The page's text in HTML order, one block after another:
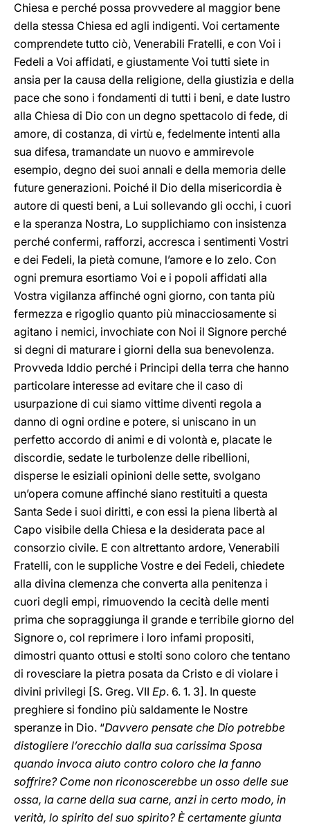
Chiesa e perché possa provvedere al maggior bene
della stessa Chiesa ed agli indigenti. Voi certamente
comprendete tutto ciò, Venerabili Fratelli, e con Voi i
Fedeli a Voi affidati, e giustamente Voi tutti siete in
ansia per la causa della religione, della giustizia e della
pace che sono i fondamenti di tutti i beni, e date lustro
alla Chiesa di Dio con un degno spettacolo di fede, di
amore, di costanza, di virtù e, fedelmente intenti alla
sua difesa, tramandate un nuovo e ammirevole
esempio, degno dei suoi annali e della memoria delle
future generazioni. Poiché il Dio della misericordia è
autore di questi beni, a Lui sollevando gli occhi, i cuori
e la speranza Nostra, Lo supplichiamo con insistenza
perché confermi, rafforzi, accresca i sentimenti Vostri
e dei Fedeli, la pietà comune, l’amore e lo zelo. Con
ogni premura esortiamo Voi e i popoli affidati alla
Vostra vigilanza affinché ogni giorno, con tanta più
fermezza e rigoglio quanto più minacciosamente si
agitano i nemici, invochiate con Noi il Signore perché
si degni di maturare i giorni della sua benevolenza.
Provveda Iddio perché i Principi della terra che hanno
particolare interesse ad evitare che il caso di
usurpazione di cui siamo vittime diventi regola a
danno di ogni ordine e potere, si uniscano in un
perfetto accordo di animi e di volontà e, placate le
discordie, sedate le turbolenze delle ribellioni,
disperse le esiziali opinioni delle sette, svolgano
un’opera comune affinché siano restituiti a questa
Santa Sede i suoi diritti, e con essi la piena libertà al
Capo visibile della Chiesa e la desiderata pace al
consorzio civile. E con altrettanto ardore, Venerabili
Fratelli, con le suppliche Vostre e dei Fedeli, chiedete
alla divina clemenza che converta alla penitenza i
cuori degli empi, rimuovendo la cecità delle menti
prima che sopraggiunga il grande e terribile giorno del
Signore o, col reprimere i loro infami propositi,
dimostri quanto ottusi e stolti sono coloro che tentano
di rovesciare la pietra posata da Cristo e di violare i
divini privilegi [S. Greg. VII Ep. 6. 1. 3]. In queste
preghiere si fondino più saldamente le Nostre
speranze in Dio. “Davvero pensate che Dio potrebbe
distogliere l’orecchio dalla sua carissima Sposa
quando invoca aiuto contro coloro che la fanno
soffrire? Come non riconoscerebbe un osso delle sue
ossa, la carne della sua carne, anzi in certo modo, in
verità, lo spirito del suo spirito? È certamente giunta